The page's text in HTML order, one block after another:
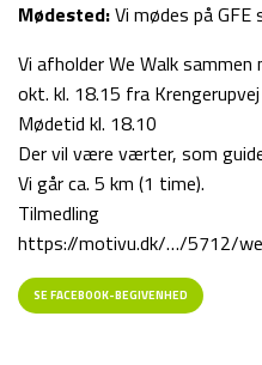
Mødested:Vi mødes på GFE
Vi afholder We Walk sammen
okt. kl. 18.15 fra
Mødetid kl. 18.10
Der vil være værter, som
Vi går ca. 5 km (1 time).
Tilmedling
https://motivu.dk/…/5712/
SE FACEBOOK-BEGIVENHED